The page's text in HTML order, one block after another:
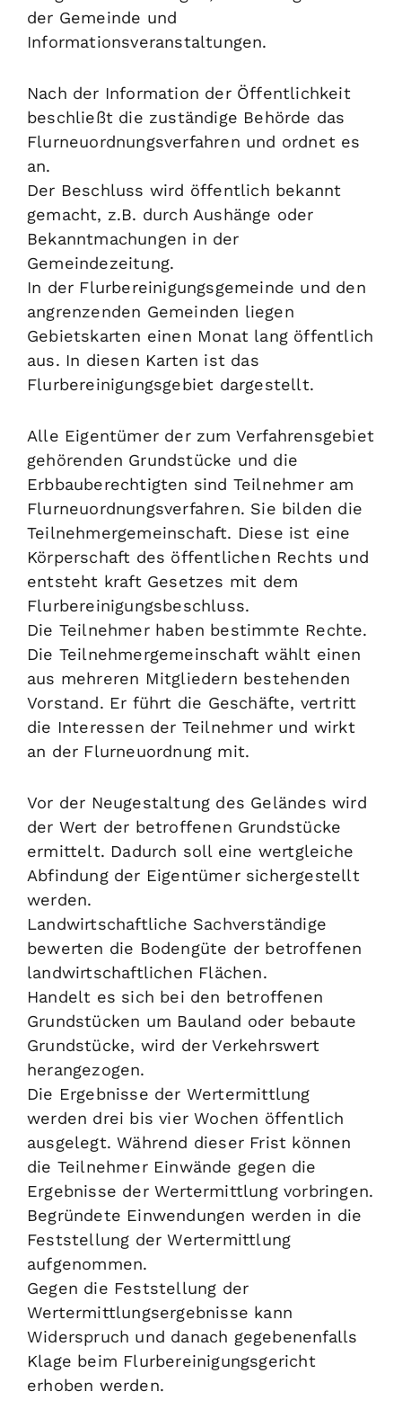
der Gemeinde und
Informationsveranstaltungen.
Nach der Information der Öffentlichkeit
beschließt die zuständige Behörde das
Flurneuordnungsverfahren und ordnet es
an.
Der Beschluss wird öffentlich bekannt
gemacht, z.B. durch Aushänge oder
Bekanntmachungen in der
Gemeindezeitung.
In der Flurbereinigungsgemeinde und den
angrenzenden Gemeinden liegen
Gebietskarten einen Monat lang öffentlich
aus. In diesen Karten ist das
Flurbereinigungsgebiet dargestellt.
Alle Eigentümer der zum Verfahrensgebiet
gehörenden Grundstücke und die
Erbbauberechtigten sind Teilnehmer am
Flurneuordnungsverfahren. Sie bilden die
Teilnehmergemeinschaft. Diese ist eine
Körperschaft des öffentlichen Rechts und
entsteht kraft Gesetzes mit dem
Flurbereinigungsbeschluss.
Die Teilnehmer haben bestimmte Rechte.
Die Teilnehmergemeinschaft wählt einen
aus mehreren Mitgliedern bestehenden
Vorstand. Er führt die Geschäfte, vertritt
die Interessen der Teilnehmer und wirkt
an der Flurneuordnung mit.
Vor der Neugestaltung des Geländes wird
der Wert der betroffenen Grundstücke
ermittelt. Dadurch soll eine wertgleiche
Abfindung der Eigentümer sichergestellt
werden.
Landwirtschaftliche Sachverständige
bewerten die Bodengüte der betroffenen
landwirtschaftlichen Flächen.
Handelt es sich bei den betroffenen
Grundstücken um Bauland oder bebaute
Grundstücke, wird der Verkehrswert
herangezogen.
Die Ergebnisse der Wertermittlung
werden drei bis vier Wochen öffentlich
ausgelegt. Während dieser Frist können
die Teilnehmer Einwände gegen die
Ergebnisse der Wertermittlung vorbringen.
Begründete Einwendungen werden in die
Feststellung der Wertermittlung
aufgenommen.
Gegen die Feststellung der
Wertermittlungsergebnisse kann
Widerspruch und danach gegebenenfalls
Klage beim Flurbereinigungsgericht
erhoben werden.